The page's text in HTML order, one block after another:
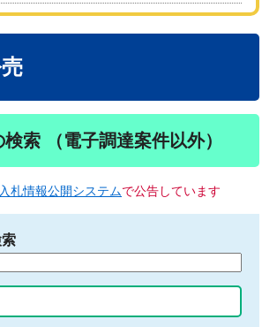
索 （電子調達案件以外）
入札情報公開システムで公告しています